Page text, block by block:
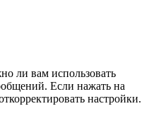
ли вам использовать
Если нажать на
настройки.